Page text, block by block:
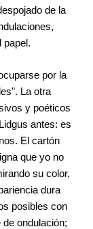
de la
papel.
por la
La otra
y poéticos
antes: es
El cartón
que yo no
su color,
dura
posibles con
ondulación;